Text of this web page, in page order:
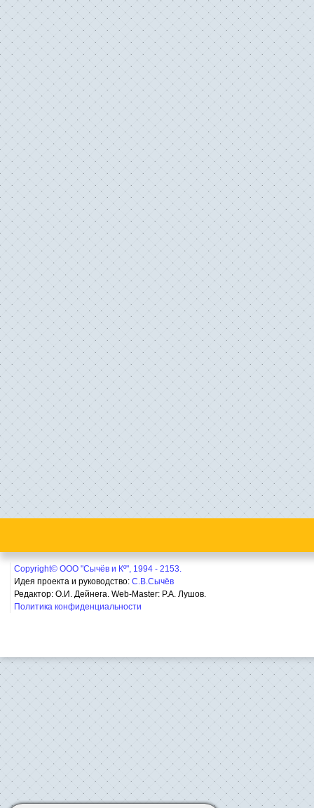
Copyright© ООО "Сычёв и Кº", 1994 - 2153.
Идея проекта и руководство: С.В.Сычёв
Редактор: О.И. Дейнега. Web-Master: Р.А. Лушов.
Политика конфиденциальности